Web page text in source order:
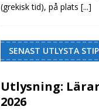
(grekisk tid), på plats [...]
SENAST UTLYSTA
Utlysning:
2026